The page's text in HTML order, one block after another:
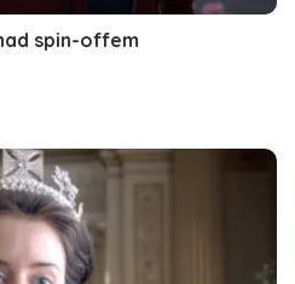
spin-offem